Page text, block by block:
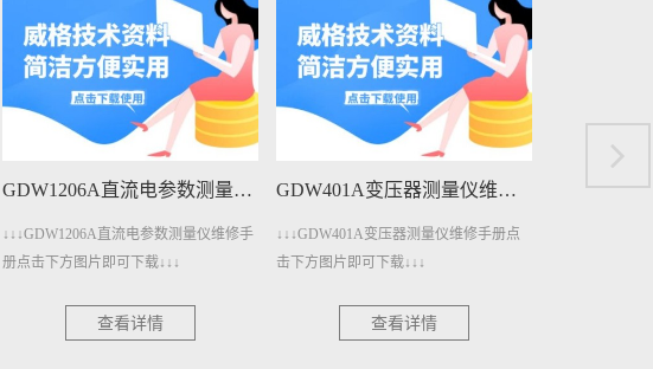
GDW1206A直流电参数测量仪维修手册下载
↓↓↓GDW1206A直流电参数测量仪维修手
册点击下方图片即可下载↓↓↓
查看详情
GDW401A变压器测量仪维修手册下载
↓↓↓GDW401A变压器测量仪维修手册点
击下方图片即可下载↓↓↓
查看详情